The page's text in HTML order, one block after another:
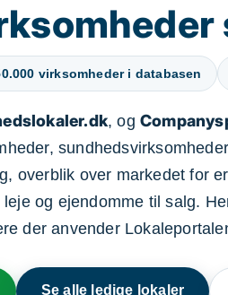
virksomheder i databasen
, og
overblik over markedet for
og ejendomme til salg.
der anvender
Se alle ledige lokaler